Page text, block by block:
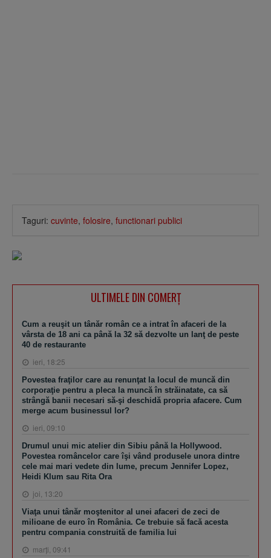
Taguri: cuvinte, folosire, functionari publici
ULTIMELE DIN COMERȚ
Cum a reuşit un tânăr român ce a intrat în afaceri de la
vârsta de 18 ani ca până la 32 să dezvolte un lanţ de peste
40 de restaurante
ieri, 18:25
Povestea fraţilor care au renunţat la locul de muncă din
corporaţie pentru a pleca la muncă în străinatate, ca să
strângă banii necesari să-şi deschidă propria afacere. Cum
merge acum businessul lor?
ieri, 09:10
Drumul unui mic atelier din Sibiu până la Hollywood.
Povestea româncelor care îşi vând produsele unora dintre
cele mai mari vedete din lume, precum Jennifer Lopez,
Heidi Klum sau Rita Ora
joi, 13:20
Viaţa unui tânăr moştenitor al unei afaceri de zeci de
milioane de euro în România. Ce trebuie să facă acesta
pentru compania construită de familia lui
marţi, 09:41